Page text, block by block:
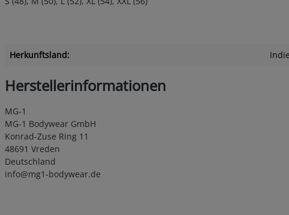
Herkunftsland:
Herstellerinformationen
MG-1
MG-1 Bodywear GmbH
Konrad-Zuse Ring 11
48691 Vreden
Deutschland
info@mg1-bodywear.de